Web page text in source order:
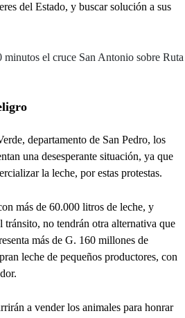
del Estado, y buscar solución a sus
minutos el cruce San Antonio sobre Ruta
departamento de San Pedro, los
una desesperante situación, ya que
la leche, por estas protestas.
más de 60.000 litros de leche, y
tránsito, no tendrán otra alternativa que
más de G. 160 millones de
leche de pequeños productores, con
a vender los animales para honrar